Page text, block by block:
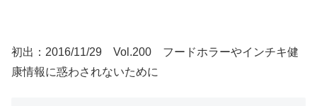
初出：2016/11/29 Vol.200 フードホラーやインチキ健
康情報に惑わされないために